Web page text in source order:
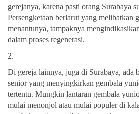
gerejanya, karena pasti orang Surabaya
Persengketaan berlarut yang melibatkan
menantunya, tampaknya
dalam proses regenerasi.
2.
Di gereja lainnya, juga di Surabaya, ada
senior yang menyingkirkan gembala
tertentu. Mungkin lantaran gembala
mulai menonjol atau mulai populer di